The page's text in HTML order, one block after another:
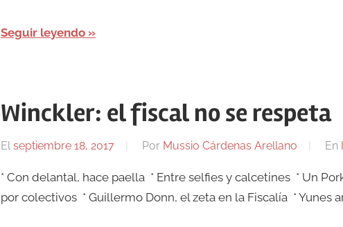
Seguir leyendo
Winckler: el fiscal no se respeta
Elseptiembre 18, 2017 Por Mussio Cárdenas Arellano En
* Con delantal, hace paella * Entre selfies y calcetines * Un
por colectivos * Guillermo Donn, el zeta en la Fiscalía * Yunes